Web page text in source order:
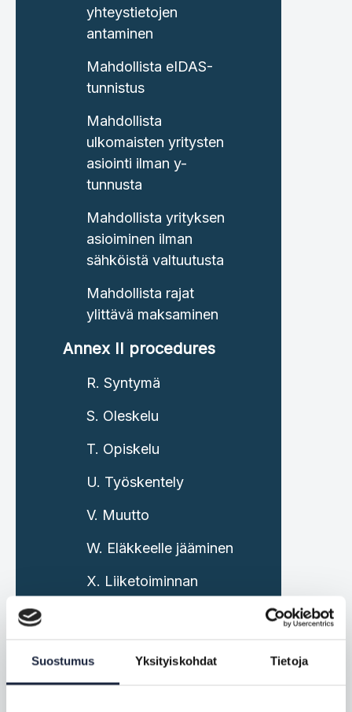
Suostumus Yksityiskohdat Tietoja
yhteystietojen
antaminen
Mahdollista eIDAS-
tunnistus
Mahdollista
ulkomaisten yritysten
asiointi ilman y-
tunnusta
Mahdollista yrityksen
asioiminen ilman
sähköistä valtuutusta
Mahdollista rajat
ylittävä maksaminen
Annex II procedures
R. Syntymä
S. Oleskelu
T. Opiskelu
U. Työskentely
V. Muutto
W. Eläkkeelle jääminen
X. Liiketoiminnan
aloittaminen,